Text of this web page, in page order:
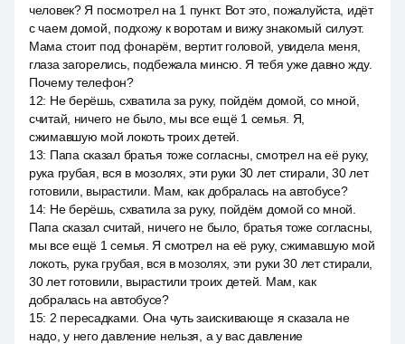
человек? Я посмотрел на 1 пункт. Вот это, пожалуйста, идёт
с чаем домой, подхожу к воротам и вижу знакомый силуэт.
Мама стоит под фонарём, вертит головой, увидела меня,
глаза загорелись, подбежала минсю. Я тебя уже давно жду.
Почему телефон?
12: Не берёшь, схватила за руку, пойдём домой, со мной,
считай, ничего не было, мы все ещё 1 семья. Я,
сжимавшую мой локоть троих детей.
13: Папа сказал братья тоже согласны, смотрел на её руку,
рука грубая, вся в мозолях, эти руки 30 лет стирали, 30 лет
готовили, вырастили. Мам, как добралась на автобусе?
14: Не берёшь, схватила за руку, пойдём домой со мной.
Папа сказал считай, ничего не было, братья тоже согласны,
мы все ещё 1 семья. Я смотрел на её руку, сжимавшую мой
локоть, рука грубая, вся в мозолях, эти руки 30 лет стирали,
30 лет готовили, вырастили троих детей. Мам, как
добралась на автобусе?
15: 2 пересадками. Она чуть заискивающе я сказала не
надо, у него давление нельзя, а у вас давление